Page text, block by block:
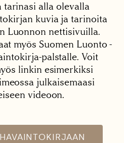
tarinasi alla olevalla
kuvia ja tarinoita
Luonnon nettisivuilla.
myös Suomen Luonto -
palstalle. Voit
linkin esimerkiksi
julkaisemaasi
videoon.